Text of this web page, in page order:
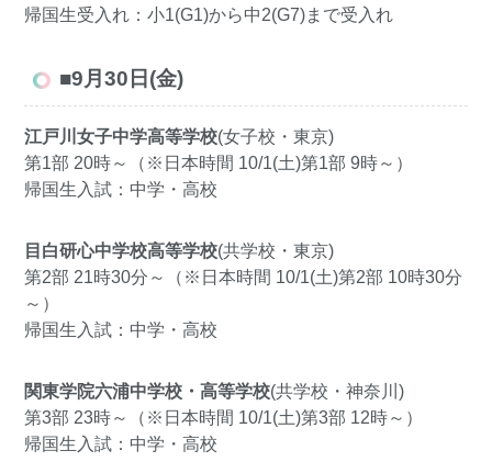
帰国生受入れ：小1(G1)から中2(G7)まで受入れ
■9月30日(金)
江戸川女子中学高等学校(女子校・東京)
第1部 20時～（※日本時間 10/1(土)第1部 9時～）
帰国生入試：中学・高校
目白研心中学校高等学校(共学校・東京)
第2部 21時30分～（※日本時間 10/1(土)第2部 10時30分
～）
帰国生入試：中学・高校
関東学院六浦中学校・高等学校(共学校・神奈川)
第3部 23時～（※日本時間 10/1(土)第3部 12時～）
帰国生入試：中学・高校